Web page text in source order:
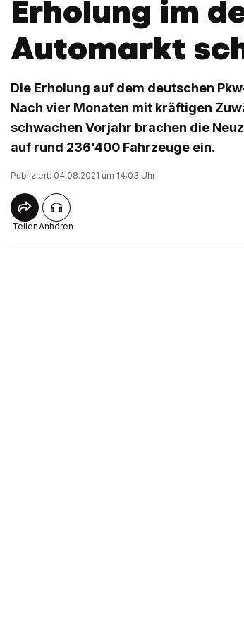
Erholung im
Automarkt
Die Erholung auf dem deutschen
Nach vier Monaten mit kräftigen
schwachen Vorjahr brachen die
auf rund 236'400 Fahrzeuge ein.
Publiziert: 04.08.2021 um 14:03 Uhr
TeilenAnhören